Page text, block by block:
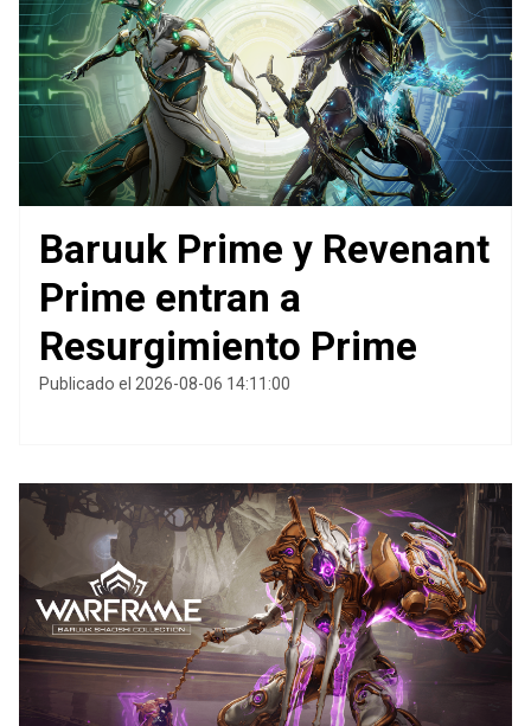
Baruuk Prime y Revenant
Prime entran a
Resurgimiento Prime
Publicado el 2026-08-06 14:11:00